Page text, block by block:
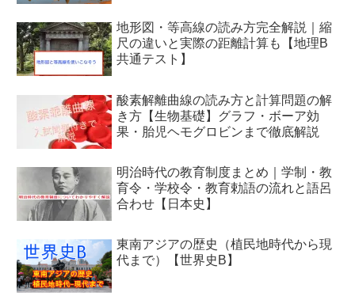
地形図・等高線の読み方完全解説｜縮
尺の違いと実際の距離計算も【地理B
共通テスト】
酸素解離曲線の読み方と計算問題の解
き方【生物基礎】グラフ・ボーア効
果・胎児ヘモグロビンまで徹底解説
明治時代の教育制度まとめ｜学制・教
育令・学校令・教育勅語の流れと語呂
合わせ【日本史】
東南アジアの歴史（植民地時代から現
代まで）【世界史B】